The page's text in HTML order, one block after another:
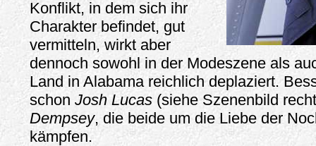
Konflikt, in dem sich ihr
Charakter befindet, gut
vermitteln, wirkt aber
dennoch sowohl in der Modeszene als
Land in Alabama reichlich deplaziert.
schon Josh Lucas (siehe Szenenbild
Dempsey, die beide um die Liebe der
kämpfen.